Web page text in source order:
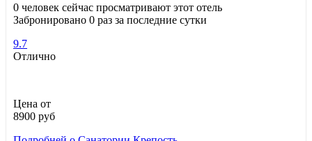
0 человек сейчас просматривают этот отель
Забронировано 0 раз за последние сутки
9.7
Отлично
Цена от
8900 руб